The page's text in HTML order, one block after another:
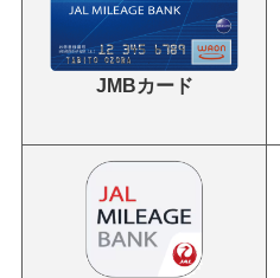
JMBカード